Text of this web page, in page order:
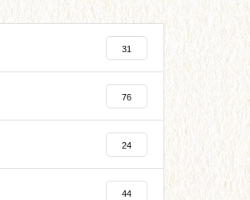
31
76
24
44